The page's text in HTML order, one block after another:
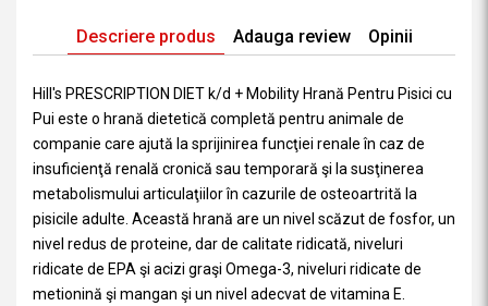
Descriere produs Adauga review Opinii
Hill's PRESCRIPTION DIET k/d + Mobility Hrană Pentru Pisici cu
Pui este o hrană dietetică completă pentru animale de
companie care ajută la sprijinirea funcţiei renale în caz de
insuficienţă renală cronică sau temporară şi la susţinerea
metabolismului articulaţiilor în cazurile de osteoartrită la
pisicile adulte. Această hrană are un nivel scăzut de fosfor, un
nivel redus de proteine, dar de calitate ridicată, niveluri
ridicate de EPA şi acizi graşi Omega-3, niveluri ridicate de
metionină şi mangan şi un nivel adecvat de vitamina E.